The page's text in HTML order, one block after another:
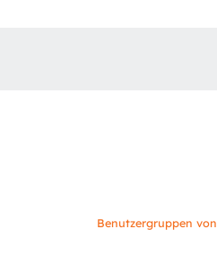
Benutzergruppen